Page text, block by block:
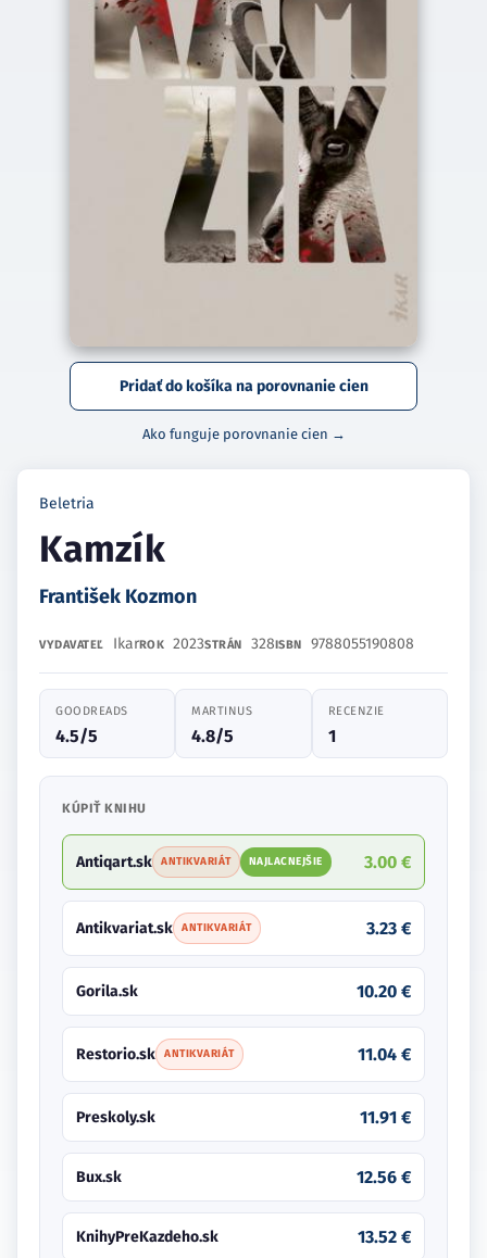
Pridať do košíka na porovnanie cien
Ako funguje porovnanie cien →
Beletria
Kamzík
František Kozmon
VYDAVATEĽ IkarROK 2023STRÁN 328ISBN 9788055190808
GOODREADS
4.5/5
MARTINUS
4.8/5
RECENZIE
1
KÚPIŤ KNIHU
Antiqart.sk ANTIKVARIÁT NAJLACNEJŠIE 3.00 €
Antikvariat.sk ANTIKVARIÁT 3.23 €
Gorila.sk 10.20 €
Restorio.sk ANTIKVARIÁT 11.04 €
Preskoly.sk 11.91 €
Bux.sk 12.56 €
KnihyPreKazdeho.sk 13.52 €